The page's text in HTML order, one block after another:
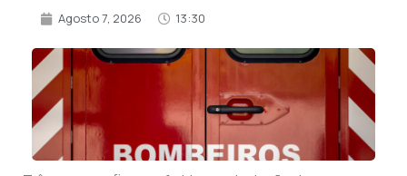
Agosto 7, 2026 13:30